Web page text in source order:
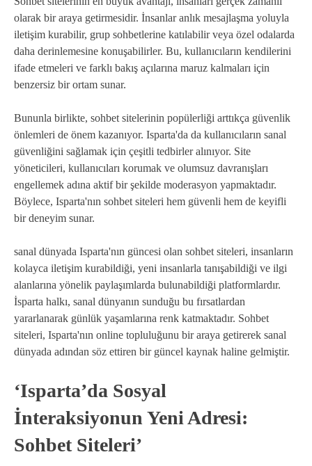
olarak bir araya getirmesidir. İnsanlar anlık mesajlaşma yoluyla
iletişim kurabilir, grup sohbetlerine katılabilir veya özel odalarda
daha derinlemesine konuşabilirler. Bu, kullanıcıların kendilerini
ifade etmeleri ve farklı bakış açılarına maruz kalmaları için
benzersiz bir ortam sunar.
Bununla birlikte, sohbet sitelerinin popülerliği arttıkça güvenlik
önlemleri de önem kazanıyor. Isparta'da da kullanıcıların sanal
güvenliğini sağlamak için çeşitli tedbirler alınıyor. Site
yöneticileri, kullanıcıları korumak ve olumsuz davranışları
engellemek adına aktif bir şekilde moderasyon yapmaktadır.
Böylece, Isparta'nın sohbet siteleri hem güvenli hem de keyifli
bir deneyim sunar.
sanal dünyada Isparta'nın güncesi olan sohbet siteleri, insanların
kolayca iletişim kurabildiği, yeni insanlarla tanışabildiği ve ilgi
alanlarına yönelik paylaşımlarda bulunabildiği platformlardır.
İsparta halkı, sanal dünyanın sunduğu bu fırsatlardan
yararlanarak günlük yaşamlarına renk katmaktadır. Sohbet
siteleri, Isparta'nın online topluluğunu bir araya getirerek sanal
dünyada adından söz ettiren bir güncel kaynak haline gelmiştir.
‘Isparta’da Sosyal
İnteraksiyonun Yeni Adresi:
Sohbet Siteleri’